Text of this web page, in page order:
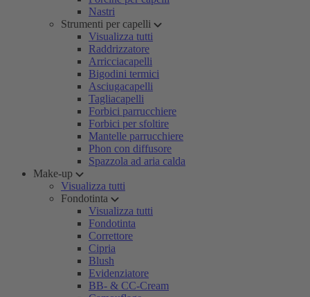
Nastri
Strumenti per capelli
Visualizza tutti
Raddrizzatore
Arricciacapelli
Bigodini termici
Asciugacapelli
Tagliacapelli
Forbici parrucchiere
Forbici per sfoltire
Mantelle parrucchiere
Phon con diffusore
Spazzola ad aria calda
Make-up
Visualizza tutti
Fondotinta
Visualizza tutti
Fondotinta
Correttore
Cipria
Blush
Evidenziatore
BB- & CC-Cream